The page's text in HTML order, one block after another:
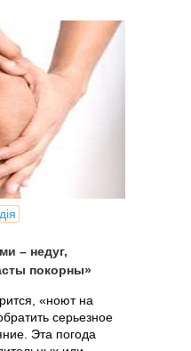
– недуг,
покорны»
«ноют на
серьезное
Эта погода